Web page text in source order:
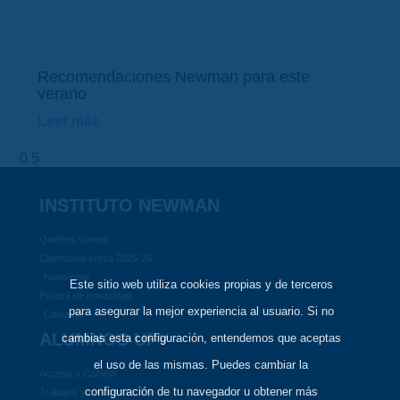
Recomendaciones Newman para este
verano
INSTITUTO NEWMAN
Newsletter
Contacto
ALUMNOS UFV
Trabajos y créditos ECTS
Este sitio web utiliza cookies propias y de terceros
para asegurar la mejor experiencia al usuario. Si no
cambias esta configuración, entendemos que aceptas
el uso de las mismas. Puedes cambiar la
configuración de tu navegador u obtener más